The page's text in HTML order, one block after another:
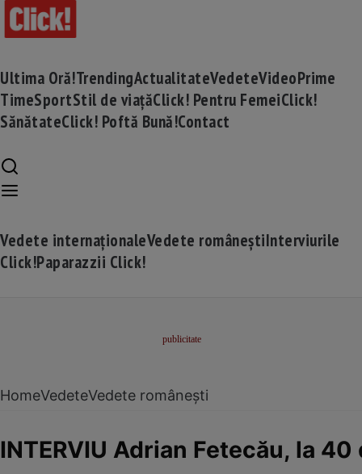
Ultima Oră!TrendingActualitateVedeteVideoPrime
TimeSportStil de viațăClick! Pentru FemeiClick!
SănătateClick! Poftă Bună!Contact
Vedete internaționaleVedete româneștiInterviurile
Click!Paparazzii Click!
HomeVedeteVedete românești
INTERVIU Adrian Fetecău, la